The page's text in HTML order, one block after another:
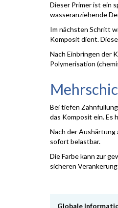
Dieser Primer ist ein
wasseranziehende
Im nächsten Schritt
Komposit dient.
Nach Einbringen der
Polymerisation
Bei tiefen
das Komposit ein. Es
Nach der Aushärtung
sofort belastbar.
Die Farbe kann zur
sicheren
Globale